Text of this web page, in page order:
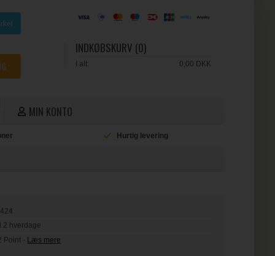
INDKØBSKURV (0)
I alt: 0,00 DKK
MIN KONTO
Hurtig levering
2 hverdage
Point - Læs mere